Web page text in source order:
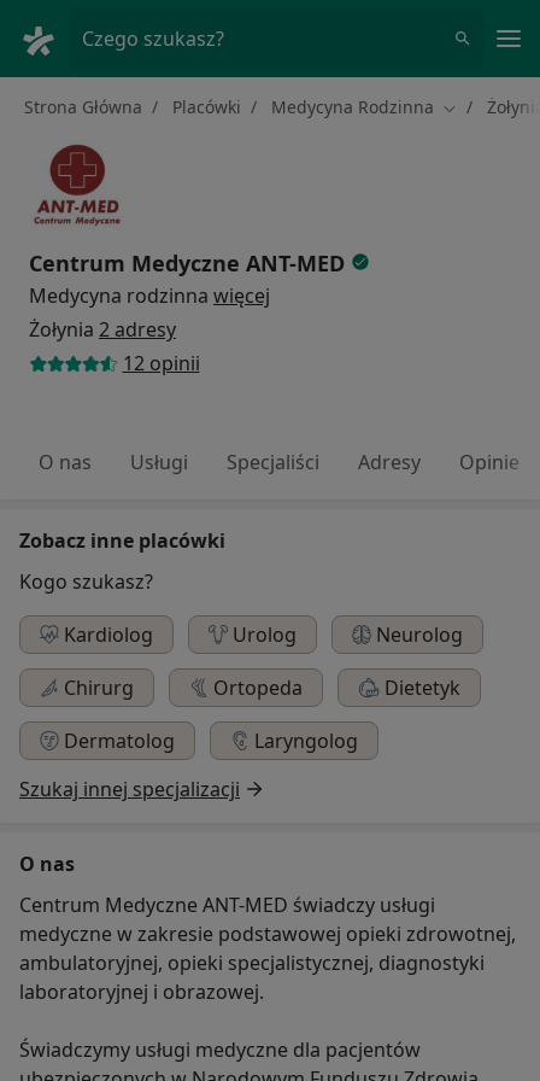
Czego szukasz?
Strona Główna Placówki Medycyna Rodzinna Zmień
Centrum Medyczne ANT-MED
Medycyna rodzinna więcej
Żołynia 2 adresy
12 opinii
O nas Usługi Specjaliści Adresy Opinie
Zobacz inne placówki
Kogo szukasz?
Kardiolog
Urolog
Neurolog
Chirurg
Ortopeda
Dietetyk
Dermatolog
Laryngolog
Szukaj innej specjalizacji
O nas
Centrum Medyczne ANT-MED świadczy usługi
medyczne w zakresie podstawowej opieki zdrowotnej,
ambulatoryjnej, opieki specjalistycznej, diagnostyki
laboratoryjnej i obrazowej.
Świadczymy usługi medyczne dla pacjentów